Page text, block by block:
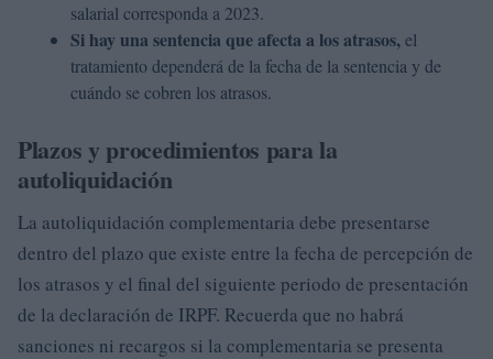
salarial corresponda a 2023.
Si hay una sentencia que afecta a los atrasos,el
tratamiento dependerá de la fecha de la sentencia y de
cuándo se cobren los atrasos.
Plazos y procedimientos para la
autoliquidación
La autoliquidación complementaria debe presentarse
dentro del plazo que existe entre la fecha de percepción de
los atrasos y el final del siguiente periodo de presentación
de la declaración de IRPF. Recuerda que no habrá
sanciones ni recargos si la complementaria se presenta